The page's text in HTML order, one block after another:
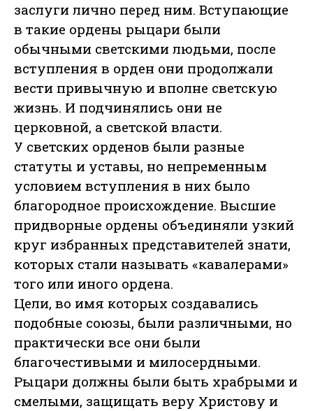
заслуги лично перед ним. Вступающие
в такие ордены рыцари были
обычными светскими людьми, после
вступления в орден они продолжали
вести привычную и вполне светскую
жизнь. И подчинялись они не
церковной, а светской власти.
У светских орденов были разные
статуты и уставы, но непременным
условием вступления в них было
благородное происхождение. Высшие
придворные ордены объединяли узкий
круг избранных представителей знати,
которых стали называть «кавалерами»
того или иного ордена.
Цели, во имя которых создавались
подобные союзы, были различными, но
практически все они были
благочестивыми и милосердными.
Рыцари должны были быть храбрыми и
смелыми, защищать веру Христову и